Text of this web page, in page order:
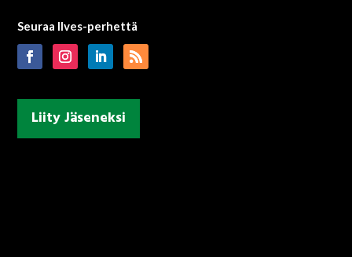
Seuraa Ilves-perhettä
Liity Jäseneksi